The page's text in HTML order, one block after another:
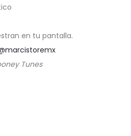
en tu pantalla.
Tunes